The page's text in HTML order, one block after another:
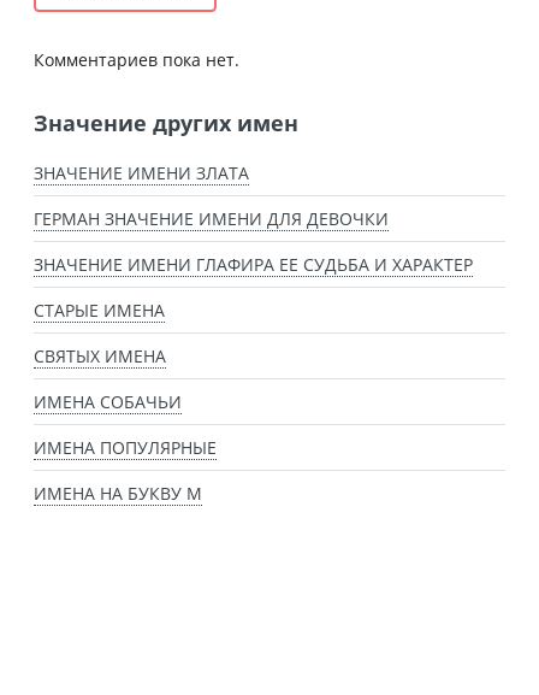
Комментариев пока нет.
Значение других имен
ЗНАЧЕНИЕ ИМЕНИ ЗЛАТА
ГЕРМАН ЗНАЧЕНИЕ ИМЕНИ ДЛЯ ДЕВОЧКИ
ЗНАЧЕНИЕ ИМЕНИ ГЛАФИРА ЕЕ СУДЬБА И ХАРАКТЕР
СТАРЫЕ ИМЕНА
СВЯТЫХ ИМЕНА
ИМЕНА СОБАЧЬИ
ИМЕНА ПОПУЛЯРНЫЕ
ИМЕНА НА БУКВУ М